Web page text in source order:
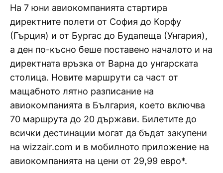
На 7 юни авиокомпанията стартира
директните полети от София до Корфу
(Гърция) и от Бургас до Будапеща (Унгария),
а ден по-късно беше поставено началото и на
директната връзка от Варна до унгарската
столица. Новите маршрути са част от
мащабното лятно разписание на
авиокомпанията в България, което включва
70 маршрута до 20 държави. Билетите до
всички дестинации могат да бъдат закупени
на wizzair.com и в мобилното приложение на
авиокомпанията на цени от 29,99 евро*.